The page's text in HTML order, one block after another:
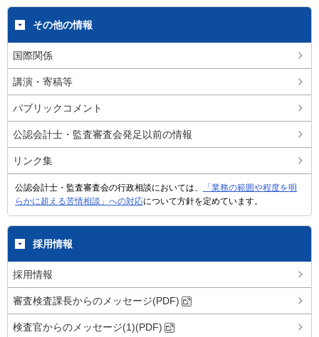
その他の情報
国際関係
講演・寄稿等
パブリックコメント
公認会計士・監査審査会発足以前の情報
リンク集
公認会計士・監査審査会の行政相談においては、
「業務の範囲や程度を明
らかに超える苦情相談」への対応について方針を定めています。
採用情報
採用情報
審査検査課長からのメッセージ(PDF)
検査官からのメッセージ(1)(PDF)